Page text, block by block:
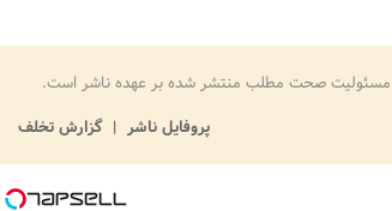
مسئولیت صحت مطلب منتشر شده بر عهده ناشر است.
پروفایل ناشر
گزارش تخلف